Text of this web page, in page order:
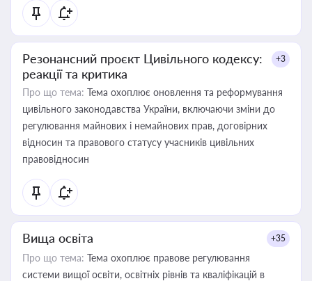
Резонансний проєкт Цивільного кодексу:
реакції та критика
+3
Про що тема: Тема охоплює оновлення та реформування
цивільного законодавства України, включаючи зміни до
регулювання майнових і немайнових прав, договірних
відносин та правового статусу учасників цивільних
правовідносин
Вища освіта +35
Про що тема: Тема охоплює правове регулювання
системи вищої освіти, освітніх рівнів та кваліфікацій в